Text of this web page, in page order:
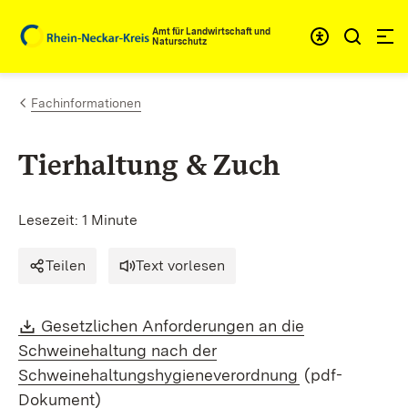
Zum Inhalt springenAmt für Landwirtschaft und
Naturschutz
Fachinformationen
Tierhaltung& Zuch
Lesezeit: 1 Minute
Teilen Text vorlesen
Download:
Gesetzlichen Anforderungen an die
Schweinehaltung nach der
Schweinehaltungshygieneverordnung (Öffnet in
(pdf-
Dokument)